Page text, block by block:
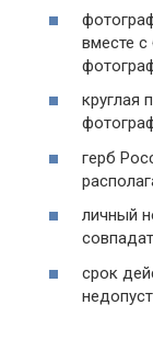
вместе с
круглая
герб
личный
срок